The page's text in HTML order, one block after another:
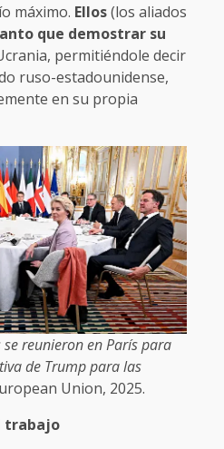
máximo. Ellos(los aliados
que demostrar su
permitiéndole decir
ruso-estadounidense,
en su propia
reunieron en París para
de Trump para las
Union, 2025.
trabajo